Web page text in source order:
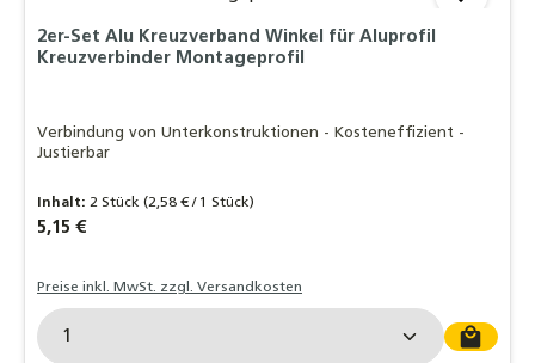
2er-Set Alu Kreuzverband Winkel für Aluprofil
Kreuzverbinder Montageprofil
Verbindung von Unterkonstruktionen - Kosteneffizient -
Justierbar
Inhalt:2 Stück(2,58 € / 1 Stück)
Regulärer Preis:
5,15 €
Preise inkl. MwSt. zzgl. Versandkosten
Produkt Anzahl: Gib den gewünschten Wert